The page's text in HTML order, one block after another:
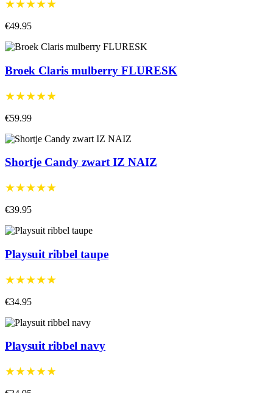
★★★★★
€49.95
Broek Claris mulberry FLURESK
★★★★★
€59.99
Shortje Candy zwart IZ NAIZ
★★★★★
€39.95
Playsuit ribbel taupe
★★★★★
€34.95
Playsuit ribbel navy
★★★★★